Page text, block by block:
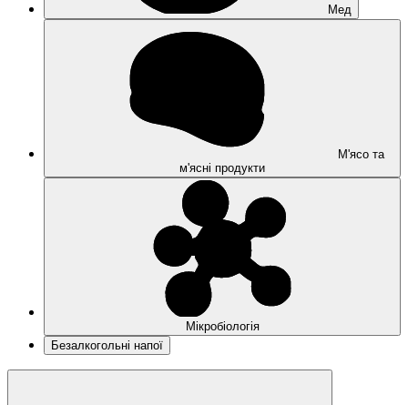
Мед
М'ясо та
м'ясні продукти
Мікробіологія
Безалкогольні напої